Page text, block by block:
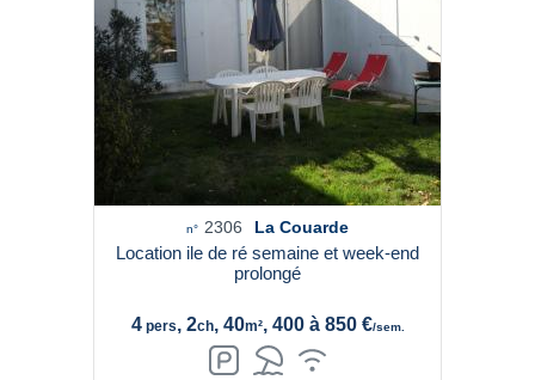
n° 2306 La Couarde
Location ile de ré semaine et week-end
prolongé
4pers, 2ch, 40m², 400 à 850 €/sem.